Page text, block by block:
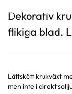
Dekorativ
flikiga blad.
Lättskött krukväxt
men inte i direkt